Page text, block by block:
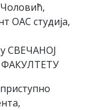
ОАС студија,
у СВЕЧАНОЈ